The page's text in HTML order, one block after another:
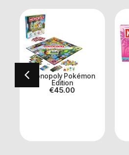
Monopoly Pokémon
Edition
€45.00